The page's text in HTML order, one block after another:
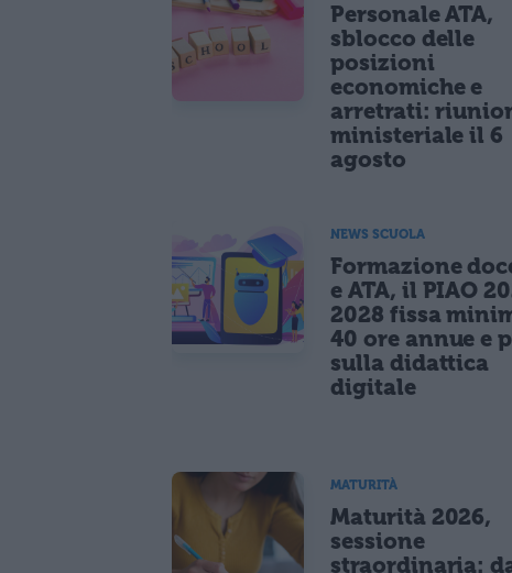
Personale ATA,
sblocco delle
posizioni
economiche e
arretrati:
ministeriale il 6
agosto
NEWS SCUOLA
Formazione
e ATA, il PIAO
2028 fissa
40 ore annue e
sulla didattica
digitale
MATURITÀ
Maturità 2026,
sessione
straordinaria: